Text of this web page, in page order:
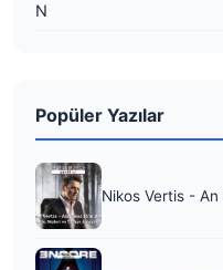
N
Popüler Yazılar
Nikos Vertis - An